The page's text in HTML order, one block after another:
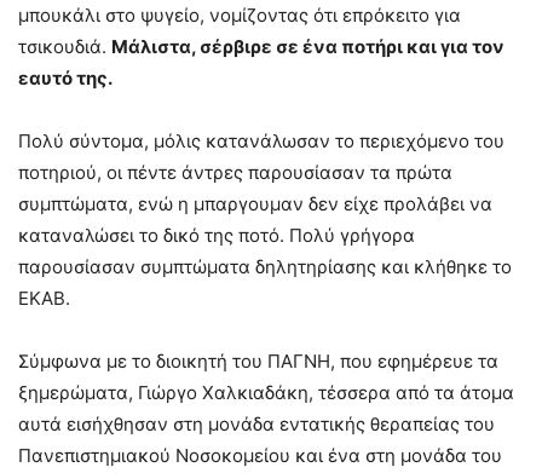
μπουκάλι στο ψυγείο, νομίζοντας ότι επρόκειτο για
τσικουδιά. Μάλιστα, σέρβιρε σε ένα ποτήρι και για τον
εαυτό της.
Πολύ σύντομα, μόλις κατανάλωσαν το περιεχόμενο του
ποτηριού, οι πέντε άντρες παρουσίασαν τα πρώτα
συμπτώματα, ενώ η μπαργουμαν δεν είχε προλάβει να
καταναλώσει το δικό της ποτό. Πολύ γρήγορα
παρουσίασαν συμπτώματα δηλητηρίασης και κλήθηκε το
ΕΚΑΒ.
Σύμφωνα με το διοικητή του ΠΑΓΝΗ, που εφημέρευε τα
ξημερώματα, Γιώργο Χαλκιαδάκη, τέσσερα από τα άτομα
αυτά εισήχθησαν στη μονάδα εντατικής θεραπείας του
Πανεπιστημιακού Νοσοκομείου και ένα στη μονάδα του